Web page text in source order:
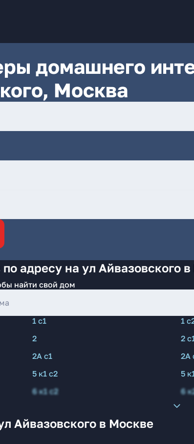
домашнего
Москва
адресу на ул Айвазовского
найти свой дом
1 с1 1
2 2
2А с1 2А
5 к1 с2 5
6 к1 с2 6
Айвазовского в Москве